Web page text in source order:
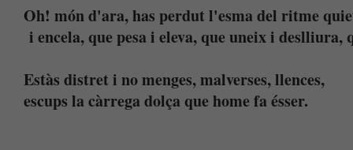
Oh! món d'ara, has perdut l'esma del ritme
i encela, que pesa i eleva, que uneix i deslliura,
Estàs distret i no menges, malverses, llences,
escups la càr­rega dolça que home fa ésser.